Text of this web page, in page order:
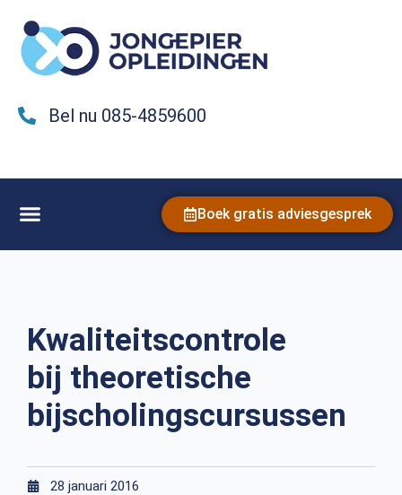
Bel nu 085-4859600
Boek gratis adviesgesprek
Kwaliteitscontrole
bij theoretische
bijscholingscursussen
28 januari 2016